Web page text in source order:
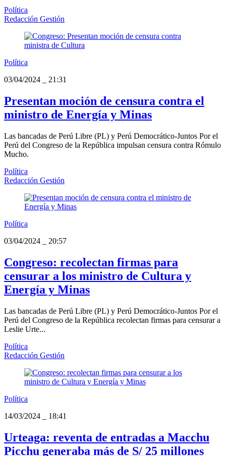
Política
Redacción Gestión
Política
03/04/2024
21:31
Presentan moción de censura contra el
ministro de Energía y Minas
Las bancadas de Perú Libre (PL) y Perú Democrático-Juntos Por el
Perú del Congreso de la República impulsan censura contra Rómulo
Mucho.
Política
Redacción Gestión
Política
03/04/2024
20:57
Congreso: recolectan firmas para
censurar a los ministro de Cultura y
Energía y Minas
Las bancadas de Perú Libre (PL) y Perú Democrático-Juntos Por el
Perú del Congreso de la República recolectan firmas para censurar a
Leslie Urte...
Política
Redacción Gestión
Política
14/03/2024
18:41
Urteaga: reventa de entradas a Macchu
Picchu generaba más de S/ 25 millones